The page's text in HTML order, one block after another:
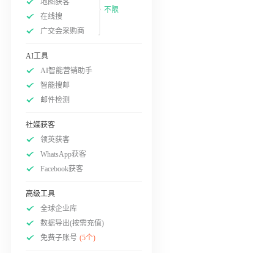
地图获客
在线搜
广交会采购商
不限
AI工具
AI智能营销助手
智能搜邮
邮件检测
社媒获客
领英获客
WhatsApp获客
Facebook获客
高级工具
全球企业库
数据导出(按需充值)
免费子账号 (5个)